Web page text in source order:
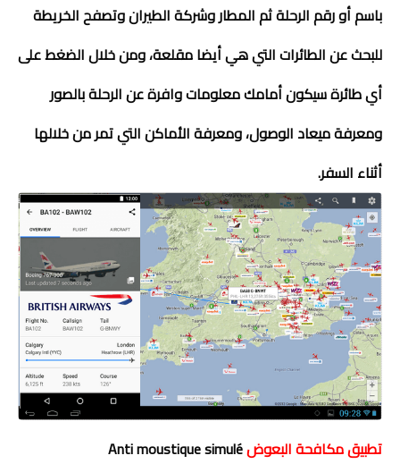
باسم أو رقم الرحلة ثم المطار وشركة الطيران وتصفح الخريطة
للبحث عن الطائرات التي هي أيضا مقلعة، ومن خلال الضغط على
أي طائرة سيكون أمامك معلومات وافرة عن الرحلة بالصور
ومعرفة ميعاد الوصول، ومعرفة الأماكن التي تمر من خلالها
أثناء السفر.
تطبيق مكافحة البعوضAnti moustique simulé